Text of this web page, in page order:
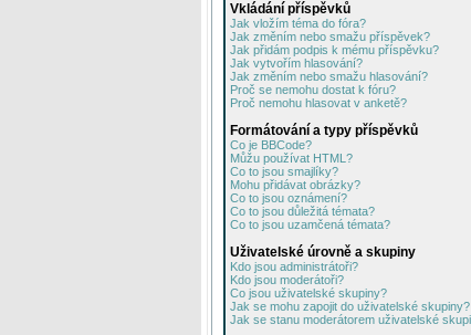
Vkládání příspěvků
Jak vložím téma do fóra?
Jak změním nebo smažu příspěvek?
Jak přidám podpis k mému příspěvku?
Jak vytvořím hlasování?
Jak změním nebo smažu hlasování?
Proč se nemohu dostat k fóru?
Proč nemohu hlasovat v anketě?
Formátování a typy příspěvků
Co je BBCode?
Můžu používat HTML?
Co to jsou smajlíky?
Mohu přidávat obrázky?
Co to jsou oznámení?
Co to jsou důležitá témata?
Co to jsou uzamčená témata?
Uživatelské úrovně a skupiny
Kdo jsou administrátoři?
Kdo jsou moderátoři?
Co jsou uživatelské skupiny?
Jak se mohu zapojit do uživatelské skupiny?
Jak se stanu moderátorem uživatelské